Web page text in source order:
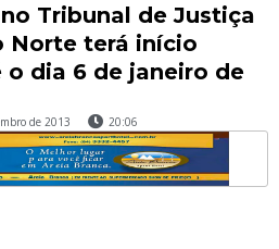
Tribunal de Justiça
Norte terá início
o dia 6 de janeiro de
de 2013 20:06